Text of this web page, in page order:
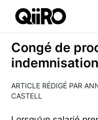
Webflow Homepage
Congé de
ARTICLE RÉDIGÉ PAR
CASTELL